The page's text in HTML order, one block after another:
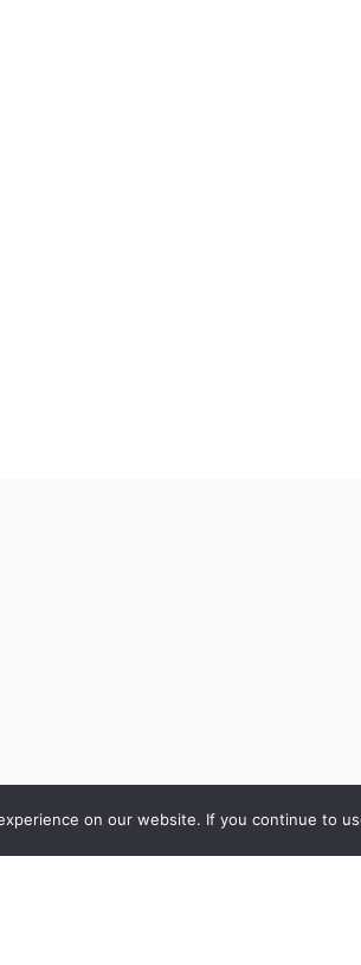
on our website. If you continue to